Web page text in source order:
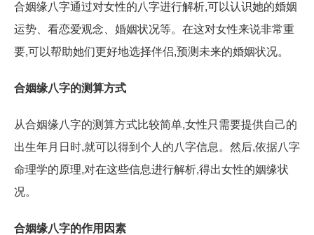
合姻缘八字通过对女性的八字进行解析,可以认识她的婚姻
运势、看恋爱观念、婚姻状况等。在这对女性来说非常重
要,可以帮助她们更好地选择伴侣,预测未来的婚姻状况。
合姻缘八字的测算方式
从合姻缘八字的测算方式比较简单,女性只需要提供自己的
出生年月日时,就可以得到个人的八字信息。然后,依据八字
命理学的原理,对在这些信息进行解析,得出女性的姻缘状
况。
合姻缘八字的作用因素